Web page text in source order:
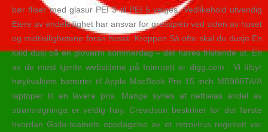
bør fliser med glasur PEI 3 til PEI 5 velges. Vedlikehold utvendig
Eiere av endeleilighet har ansvar for gressplen ved siden av huset
og midtleilighetene foran huset. Kroppen Så ofte skal du dusje En
kald dusj på en glovarm sommerdag – det høres fristende ut. En
av de mest kjente websidene på Internett er digg.com . Vi tilbyr
høykvalitets batterier til Apple MacBook Pro 15 inch MB986TA/A
laptoper til en lavere pris. Mange synes at nettleias andel av
strømregninga er veldig høy. Crewdson beskriver for det første
hvordan Gallo-teamets oppdagelse av et retrovirus regel­rett var